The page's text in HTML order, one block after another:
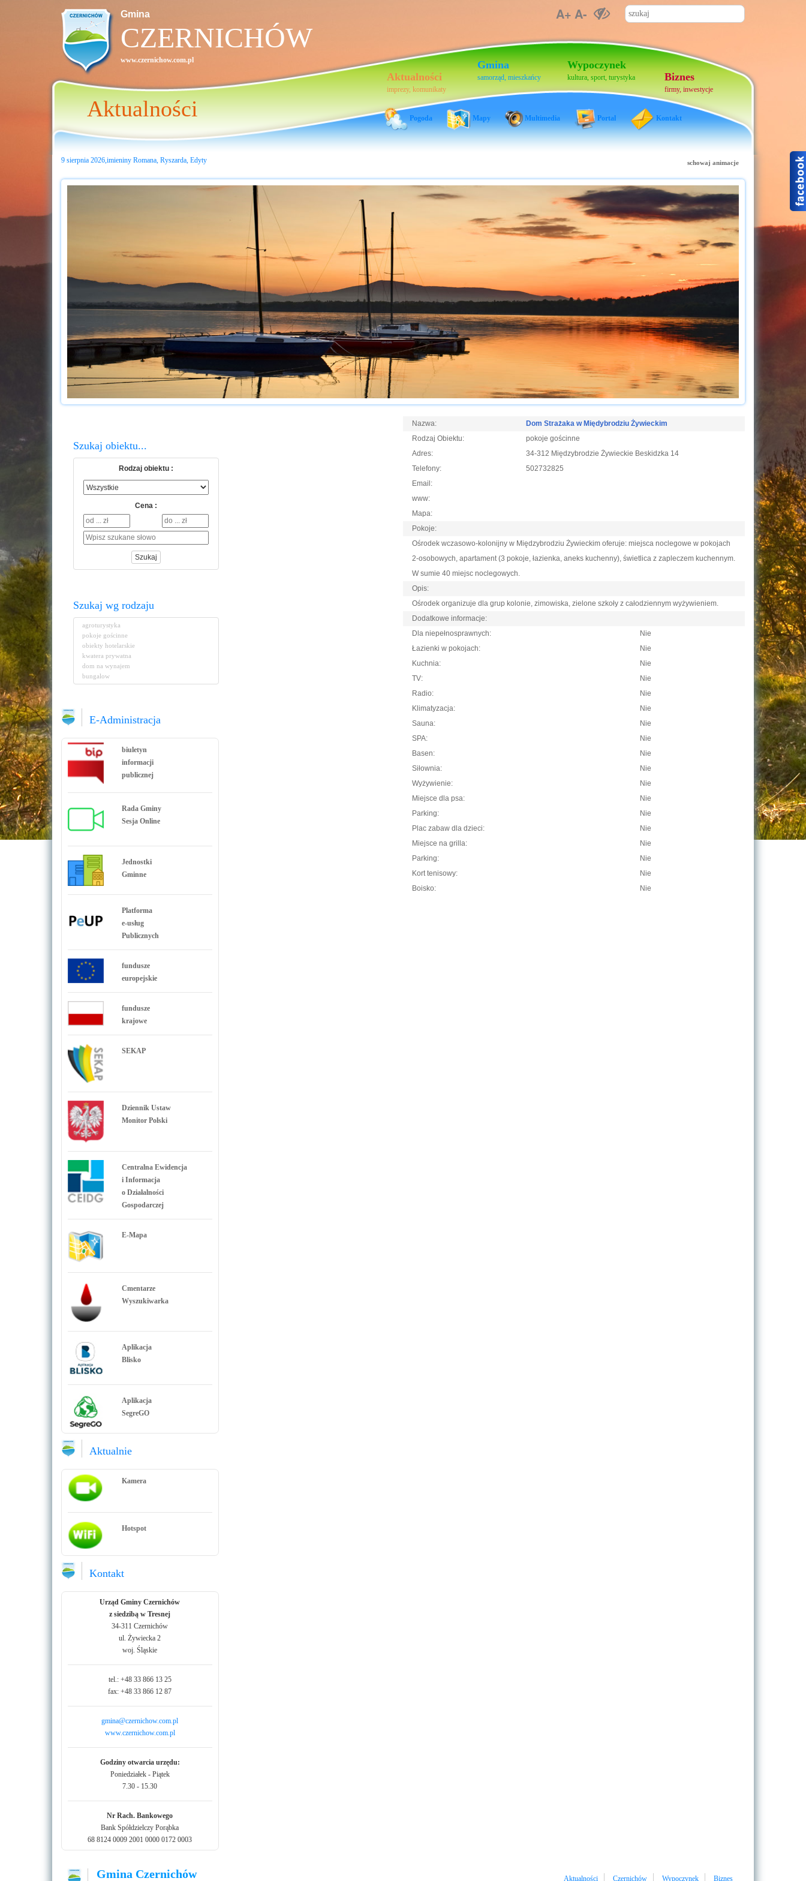
Gmina
CZERNICHÓW
www.czernichow.com.pl
A+ A-
Aktualności
Aktualności
imprezy, komunikaty
Biznes
firmy, inwestycje
Gmina
samorząd, mieszkańcy
Wypoczynek
kultura, sport, turystyka
Pogoda Mapy Multimedia Portal Kontakt
9 sierpnia 2026,imieniny Romana, Ryszarda, Edyty schowaj animacje
Nazwa:
Dom Strażaka w Międybrodziu Żywieckim
Rodzaj Obiektu:
pokoje gościnne
Adres:
34-312 Międzybrodzie Żywieckie Beskidzka 14
Telefony:
502732825
Email:
www:
Mapa:
Pokoje:
Ośrodek wczasowo-kolonijny w Międzybrodziu Żywieckim oferuje: miejsca noclegowe w pokojach
2-osobowych, apartament (3 pokoje, łazienka, aneks kuchenny), świetlica z zapleczem kuchennym.
W sumie 40 miejsc noclegowych.
Opis:
Ośrodek organizuje dla grup kolonie, zimowiska, zielone szkoły z całodziennym wyżywieniem.
Dodatkowe informacje:
Dla niepełnosprawnych:
Nie
Łazienki w pokojach:
Nie
Kuchnia:
Nie
TV:
Nie
Radio:
Nie
Klimatyzacja:
Nie
Sauna:
Nie
SPA:
Nie
Basen:
Nie
Siłownia:
Nie
Wyżywienie:
Nie
Miejsce dla psa:
Nie
Parking:
Nie
Plac zabaw dla dzieci:
Nie
Miejsce na grilla:
Nie
Parking:
Nie
Kort tenisowy:
Nie
Boisko:
Nie
Szukaj obiektu...
Rodzaj obiektu :
Cena :
Szukaj wg rodzaju
agroturystyka
pokoje gościnne
obiekty hotelarskie
kwatera prywatna
dom na wynajem
bungalow
E-Administracja
biuletyn
informacji
publicznej
Rada Gminy
Sesja Online
Jednostki
Gminne
Platforma
e-usług
Publicznych
fundusze
europejskie
fundusze
krajowe
SEKAP
Dziennik Ustaw
Monitor Polski
Centralna Ewidencja
i Informacja
o Działalności
Gospodarczej
E-Mapa
Cmentarze
Wyszukiwarka
Aplikacja
Blisko
Aplikacja
SegreGO
Aktualnie
Kamera
Hotspot
Kontakt
Urząd Gminy Czernichów
z siedzibą w Tresnej
34-311 Czernichów
ul. Żywiecka 2
woj. Śląskie
tel.: +48 33 866 13 25
fax: +48 33 866 12 87
gmina@czernichow.com.pl
www.czernichow.com.pl
Godziny otwarcia urzędu:
Poniedziałek - Piątek
7.30 - 15.30
Nr Rach. Bankowego
Bank Spółdzielczy Porąbka
68 8124 0009 2001 0000 0172 0003
Gmina Czernichów Aktualności Czernichów Wypoczynek Biznes